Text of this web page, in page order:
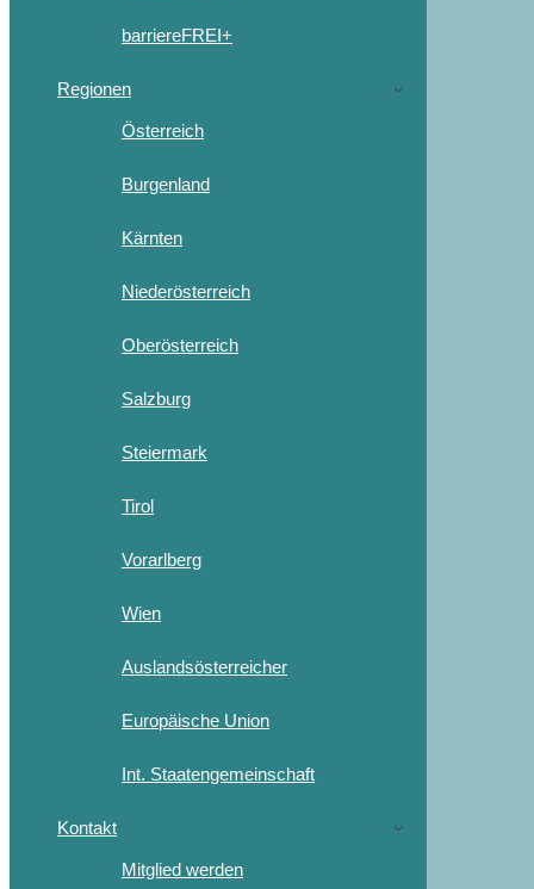
barriereFREI+
Regionen
Österreich
Burgenland
Kärnten
Niederösterreich
Oberösterreich
Salzburg
Steiermark
Tirol
Vorarlberg
Wien
Auslandsösterreicher
Europäische Union
Int. Staatengemeinschaft
Kontakt
Mitglied werden